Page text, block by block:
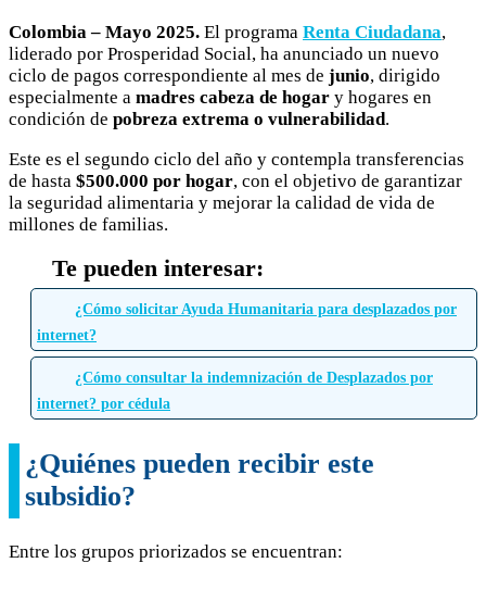
Colombia – Mayo 2025. El programa Renta Ciudadana,
liderado por Prosperidad Social, ha anunciado un nuevo
ciclo de pagos correspondiente al mes de junio, dirigido
especialmente a madres cabeza de hogar y hogares en
condición de pobreza extrema o vulnerabilidad.
Este es el segundo ciclo del año y contempla transferencias
de hasta $500.000 por hogar, con el objetivo de garantizar
la seguridad alimentaria y mejorar la calidad de vida de
millones de familias.
¿Cómo solicitar Ayuda Humanitaria para desplazados por
internet?
¿Cómo consultar la indemnización de Desplazados por
internet? por cédula
¿Quiénes pueden recibir este
subsidio?
Entre los grupos priorizados se encuentran: